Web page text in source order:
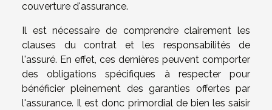
couverture d'assurance.
Il est nécessaire de comprendre clairement les
clauses du contrat et les responsabilités de
l'assuré. En effet, ces dernières peuvent comporter
des obligations spécifiques à respecter pour
bénéficier pleinement des garanties offertes par
l'assurance. Il est donc primordial de bien les saisir